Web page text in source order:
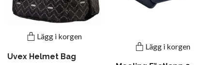
Lägg i korgen
Uvex Helmet Bag
Lägg i korgen